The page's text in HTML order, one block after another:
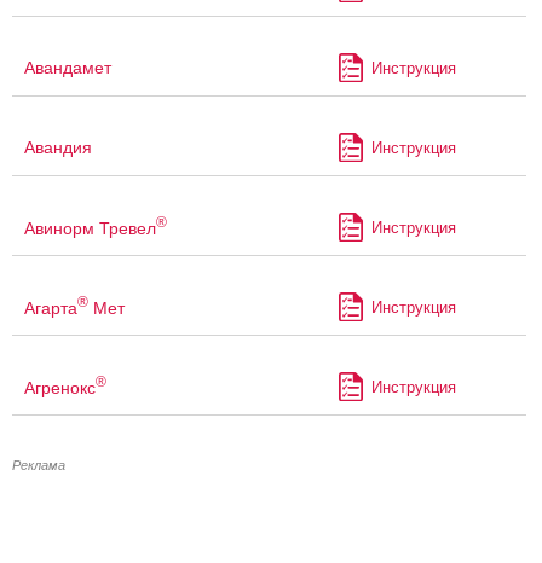
Авандамет Инструкция
Авандия Инструкция
Авинорм Тревел® Инструкция
Агарта® Мет Инструкция
Агренокс® Инструкция
Реклама